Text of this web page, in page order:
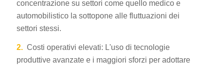
concentrazione su settori come quello medico e
automobilistico la sottopone alle fluttuazioni dei
settori stessi.
2.Costi operativi elevati: L'uso di tecnologie
produttive avanzate e i maggiori sforzi per adottare